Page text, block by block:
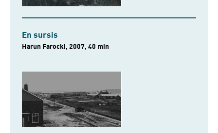
En sursis
Harun Farocki, 2007, 40 min